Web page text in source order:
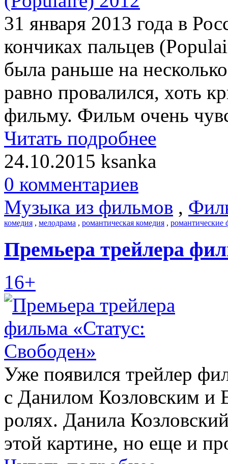
31 января 2013 года в
кончиках пальцев
была раньше на
равно провалился, хоть
фильму. Фильм очень
Читать подробнее
24.10.2015 ksanka
0 комментариев
Музыка из фильмов ,
комедия , мелодрама , романтическая комедия , романтические
Премьера трейлера
16+
Уже появился трейлер
с Данилом Козловским и
ролях. Данила
этой картине, но еще и